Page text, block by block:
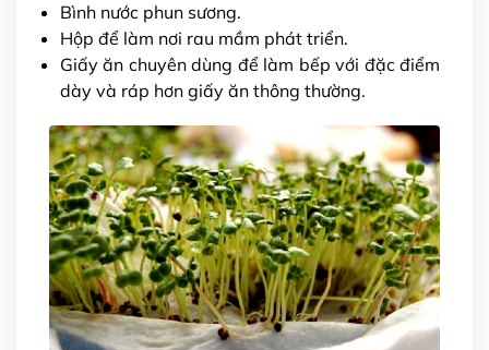
Bình nước phun sương.
Hộp để làm nơi rau mầm phát triển.
Giấy ăn chuyên dùng để làm bếp với đặc điểm
dày và ráp hơn giấy ăn thông thường.